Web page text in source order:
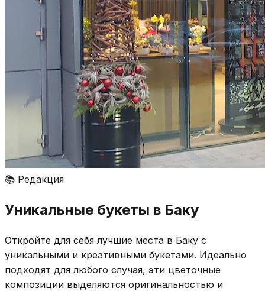
📚 Редакция
Уникальные букеты в Баку
Откройте для себя лучшие места в Баку с
уникальными и креативными букетами. Идеально
подходят для любого случая, эти цветочные
композиции выделяются оригинальностью и